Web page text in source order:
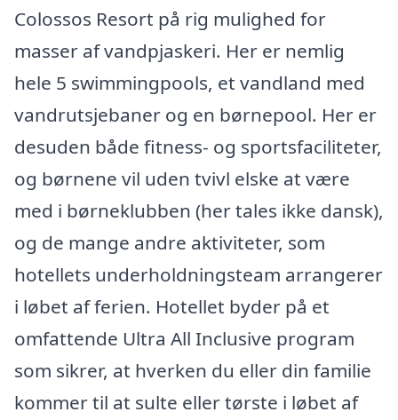
Colossos Resort på rig mulighed for
masser af vandpjaskeri. Her er nemlig
hele 5 swimmingpools, et vandland med
vandrutsjebaner og en børnepool. Her er
desuden både fitness- og sportsfaciliteter,
og børnene vil uden tvivl elske at være
med i børneklubben (her tales ikke dansk),
og de mange andre aktiviteter, som
hotellets underholdningsteam arrangerer
i løbet af ferien. Hotellet byder på et
omfattende Ultra All Inclusive program
som sikrer, at hverken du eller din familie
kommer til at sulte eller tørste i løbet af